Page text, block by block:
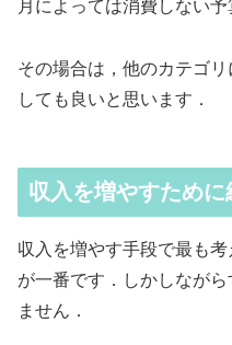
月によっては消費しない予
その場合は，他のカテゴ
しても良いと思います．
収入を増やすために
収入を増やす手段で最も
が一番です．しかしなが
ません．